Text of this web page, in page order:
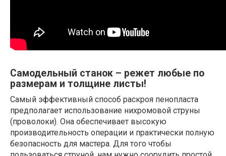
Самодельный станок – режет любые по
размерам и толщине листы!
Самый эффективный способ раскроя пенопласта
предполагает использование нихромовой струны
(проволоки). Она обеспечивает высокую
производительность операции и практически полную
безопасность для мастера. Для того чтобы